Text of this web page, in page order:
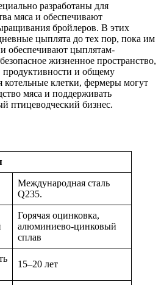
разработаны для
мяса и обеспечивают
бройлеров. В этих
цыплята до тех пор, пока им
обеспечивают цыплятам-
жизненное пространство,
продуктивности и общему
котельные клетки, фермеры могут
мяса и поддерживать
птицеводческий бизнес.
Международная сталь
Q235.
Горячая оцинковка,
алюминиево-цинковый
сплав
15–20 лет